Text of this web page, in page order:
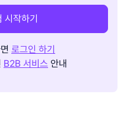
작하기
로그인 하기
B2B 서비스 안내